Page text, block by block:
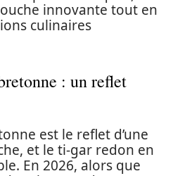
innovante tout en
culinaires
: un reflet
est le reflet d’une
et le ti-gar redon en
En 2026, alors que